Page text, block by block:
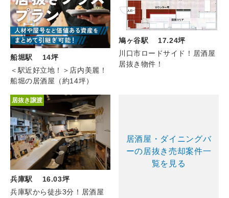
船堀駅 14坪
＜駅近好立地！＞店内美麗！
船堀の居酒屋（約14坪）
鳩ヶ谷駅 17.24坪
川口市ロードサイド！居酒屋
居抜き物件！
居抜き譲渡
兵庫駅 16.03坪
兵庫駅から徒歩3分！居酒屋
居酒屋・ダイニングバ
ーの居抜き売却案件一
覧を見る